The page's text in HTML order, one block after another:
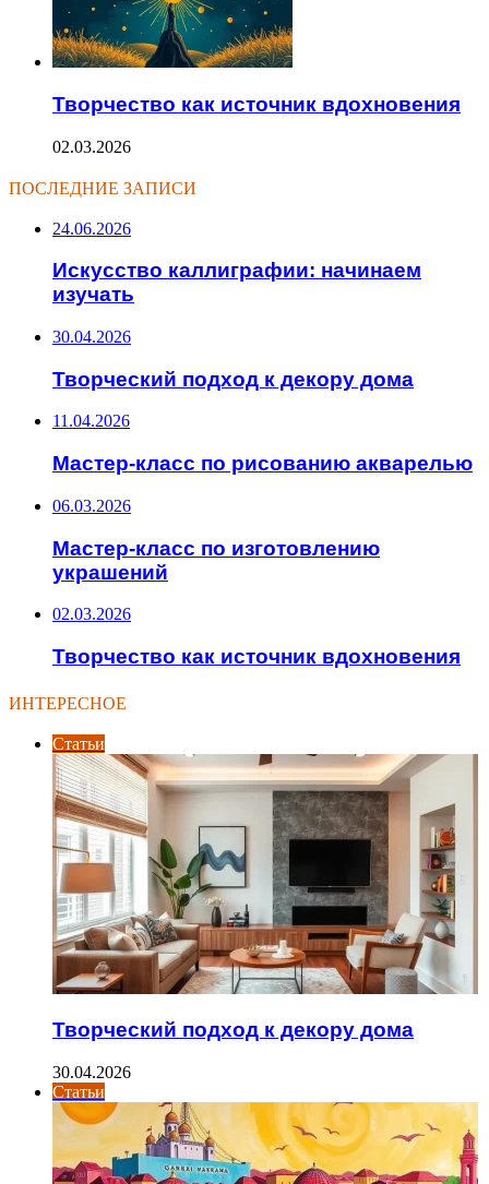
Творчество как источник вдохновения
02.03.2026
ПОСЛЕДНИЕ ЗАПИСИ
24.06.2026
Искусство каллиграфии: начинаем
изучать
30.04.2026
Творческий подход к декору дома
11.04.2026
Мастер-класс по рисованию акварелью
06.03.2026
Мастер-класс по изготовлению
украшений
02.03.2026
Творчество как источник вдохновения
ИНТЕРЕСНОЕ
Статьи
Творческий подход к декору дома
30.04.2026
Статьи